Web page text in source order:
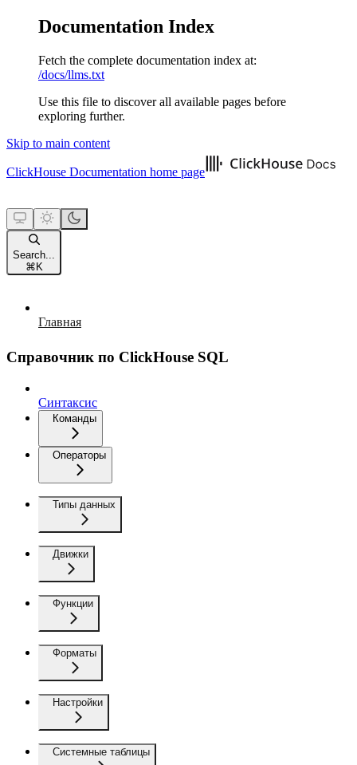
Documentation Index
Fetch the complete documentation index at:
/docs/llms.txt
Use this file to discover all available pages before
exploring further.
Skip to main content
ClickHouse Documentation home page
Search...
⌘ K
Главная
Справочник по ClickHouse SQL
Синтаксис
Команды
Операторы
Типы данных
Движки
Функции
Форматы
Настройки
Системные таблицы